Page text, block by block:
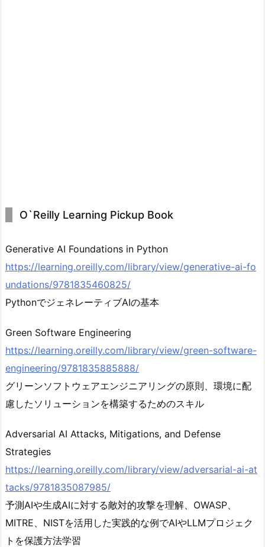
O`Reilly Learning Pickup Book
Generative AI Foundations in Python
https://learning.oreilly.com/library/view/generative-ai-fo
undations/9781835460825/
PythonでジェネレーティブAIの基本
Green Software Engineering
https://learning.oreilly.com/library/view/green-software-
engineering/9781835885888/
グリーンソフトウェアエンジニアリングの原則、環境に配
慮したソリューションを構築するためのスキル
Adversarial AI Attacks, Mitigations, and Defense
Strategies
https://learning.oreilly.com/library/view/adversarial-ai-at
tacks/9781835087985/
予測AIや生成AIに対する敵対的攻撃を理解、OWASP、
MITRE、NISTを活用した実践的な例でAIやLLMプロジェク
トを保護方法学習